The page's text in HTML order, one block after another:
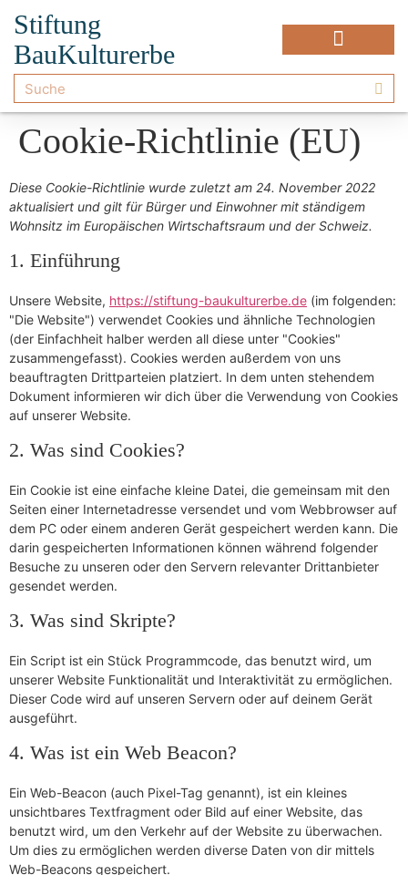
Stiftung
BauKulturerbe
Cookie-Richtlinie (EU)
Diese Cookie-Richtlinie wurde zuletzt am 24. November 2022
aktualisiert und gilt für Bürger und Einwohner mit ständigem
Wohnsitz im Europäischen Wirtschaftsraum und der Schweiz.
1. Einführung
Unsere Website, https://stiftung-baukulturerbe.de (im folgenden:
"Die Website") verwendet Cookies und ähnliche Technologien
(der Einfachheit halber werden all diese unter "Cookies"
zusammengefasst). Cookies werden außerdem von uns
beauftragten Drittparteien platziert. In dem unten stehendem
Dokument informieren wir dich über die Verwendung von Cookies
auf unserer Website.
2. Was sind Cookies?
Ein Cookie ist eine einfache kleine Datei, die gemeinsam mit den
Seiten einer Internetadresse versendet und vom Webbrowser auf
dem PC oder einem anderen Gerät gespeichert werden kann. Die
darin gespeicherten Informationen können während folgender
Besuche zu unseren oder den Servern relevanter Drittanbieter
gesendet werden.
3. Was sind Skripte?
Ein Script ist ein Stück Programmcode, das benutzt wird, um
unserer Website Funktionalität und Interaktivität zu ermöglichen.
Dieser Code wird auf unseren Servern oder auf deinem Gerät
ausgeführt.
4. Was ist ein Web Beacon?
Ein Web-Beacon (auch Pixel-Tag genannt), ist ein kleines
unsichtbares Textfragment oder Bild auf einer Website, das
benutzt wird, um den Verkehr auf der Website zu überwachen.
Um dies zu ermöglichen werden diverse Daten von dir mittels
Web-Beacons gespeichert.